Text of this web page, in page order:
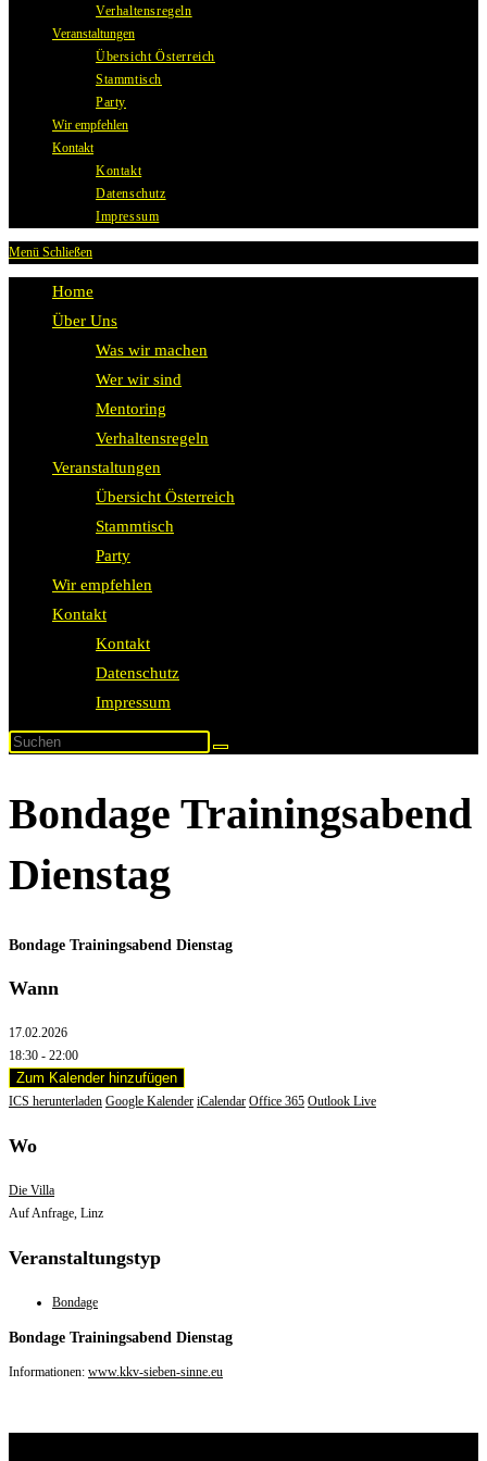
Verhaltensregeln
Veranstaltungen
Übersicht Österreich
Stammtisch
Party
Wir empfehlen
Kontakt
Kontakt
Datenschutz
Impressum
Menü Schließen
Home
Über Uns
Was wir machen
Wer wir sind
Mentoring
Verhaltensregeln
Veranstaltungen
Übersicht Österreich
Stammtisch
Party
Wir empfehlen
Kontakt
Kontakt
Datenschutz
Impressum
Bondage Trainingsabend
Dienstag
Bondage Trainingsabend Dienstag
Wann
17.02.2026
18:30 - 22:00
Zum Kalender hinzufügen
ICS herunterladen Google Kalender iCalendar Office 365 Outlook Live
Wo
Die Villa
Auf Anfrage, Linz
Veranstaltungstyp
Bondage
Bondage Trainingsabend Dienstag
Informationen: www.kkv-sieben-sinne.eu